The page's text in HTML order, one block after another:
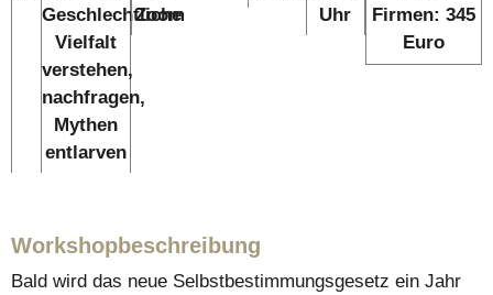
Geschlechtliche
Vielfalt
verstehen,
nachfragen,
Mythen
entlarven
Zoom
Uhr
Firmen: 345
Euro
Workshopbeschreibung
Bald wird das neue Selbstbestimmungsgesetz ein Jahr